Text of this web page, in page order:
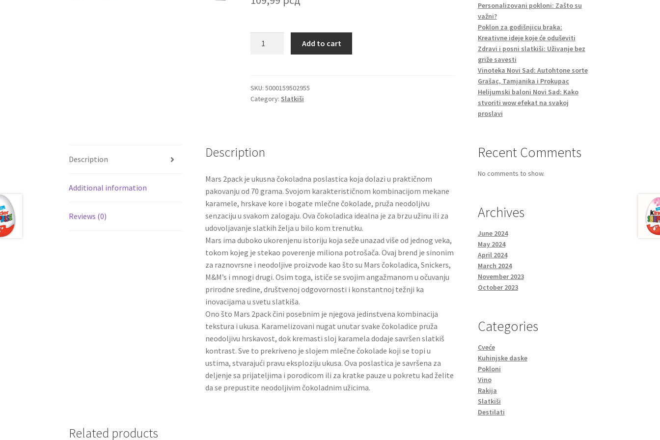
i
karamelizovani
Add to cart
SKU:5000159502955
Category: Slatkiši
Description
Additional information
Reviews (0)
Description
Mars 2pack je ukusna čokoladna poslastica koja dolazi u praktičnom
pakovanju od 70 grama. Svojom karakterističnom kombinacijom mekane
karamele, hrskave kore i bogate mlečne čokolade, pruža neodoljivu
senzaciju u svakom zalogaju. Ova čokoladica idealna je za brzu užinu ili za
udovoljavanje slatkih želja u bilo kom trenutku.
Mars ima duboko ukorenjenu istoriju koja seže unazad više od jednog veka,
tokom kojeg je stekao poverenje miliona potrošača. Ovaj brend je sinonim
za raznovrsne i neodoljive proizvode kao što su Mars čokoladica, Snickers,
M&M’s i mnogi drugi. Osim toga, ističe se svojim angažmanom u očuvanju
prirodne sredine, društvenoj odgovornosti i konstantnoj težnji ka
inovacijama u svetu slatkiša.
Ono što Mars 2pack čini posebnim je njegova jedinstvena kombinacija
tekstura i ukusa. Karamelizovani nugat unutar svake čokoladice pruža
neodoljivu hrskavost, dok kremasti sloj karamela dodaje savršen slatkiš
kontrast. Sve to prekriveno je slojem mlečne čokolade koji se topi u
ustima, stvarajući pravu eksploziju ukusa. Ova poslastica je savršena za
deljenje sa prijateljima i porodicom ili za kratke pauze u pokretu kad želite
da se prepustite neodoljivim čokoladnim užicima.
Related products
Personalizovani pokloni: Zašto su
važni?
Poklon za godišnjicu braka:
Kreativne ideje koje će oduševiti
Zdravi i posni slatkiši: Uživanje bez
griže savesti
Vinoteka Novi Sad: Autohtone sorte
Grašac, Tamjanika i Prokupac
Helijumski baloni Novi Sad: Kako
stvoriti wow efekat na svakoj
proslavi
Recent Comments
No comments to show.
Archives
June 2024
May 2024
April 2024
March 2024
November 2023
October 2023
Categories
Cveće
Kuhinjske daske
Pokloni
Vino
Rakija
Slatkiši
Destilati